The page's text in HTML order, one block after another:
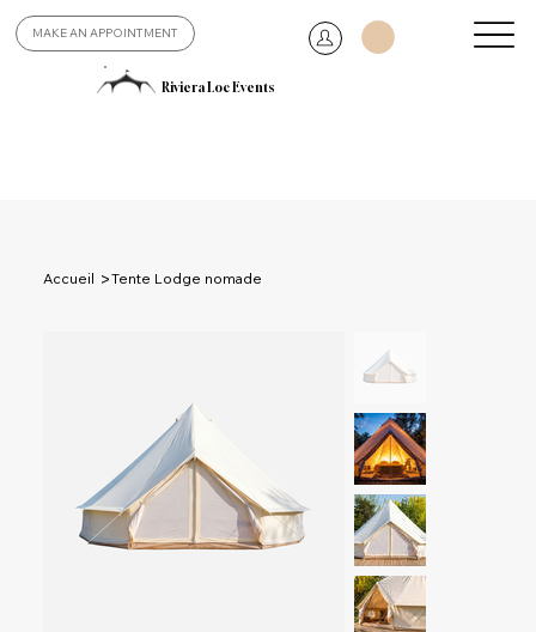
MAKE AN APPOINTMENT
Riviera Loc Events
Accueil >Tente Lodge nomade